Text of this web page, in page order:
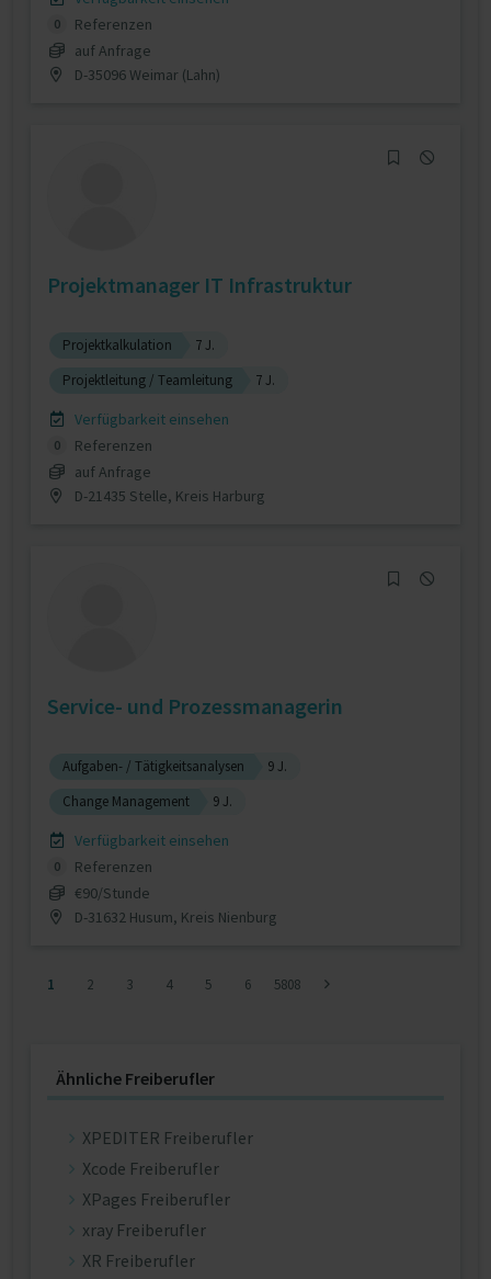
0
Referenzen
auf Anfrage
D-35096 Weimar (Lahn)
Projektmanager IT Infrastruktur
Projektkalkulation
7 J.
Projektleitung / Teamleitung
7 J.
Verfügbarkeit einsehen
0
Referenzen
auf Anfrage
D-21435 Stelle, Kreis Harburg
Service- und Prozessmanagerin
Aufgaben- / Tätigkeitsanalysen
9 J.
Change Management
9 J.
Verfügbarkeit einsehen
0
Referenzen
€90/Stunde
D-31632 Husum, Kreis Nienburg
1 2 3 4 5 6 5808
Ähnliche Freiberufler
XPEDITER Freiberufler
Xcode Freiberufler
XPages Freiberufler
xray Freiberufler
XR Freiberufler